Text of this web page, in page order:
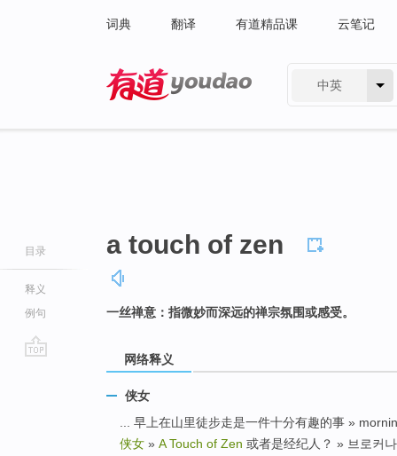
词典 翻译 有道精品课 云笔记
中英
目录
释义
例句
a touch of zen
一丝禅意：指微妙而深远的禅宗氛围或感受。
网络释义
侠女
... 早上在山里徒步走是一件十分有趣的事 »
侠女 » A Touch of Zen 或者是经纪人？ » 브로커